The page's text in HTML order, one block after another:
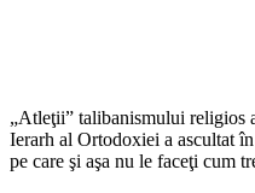
„Atleţii” talibanismului religios
Ierarh al Ortodoxiei a ascultat
pe care şi aşa nu le faceţi cum